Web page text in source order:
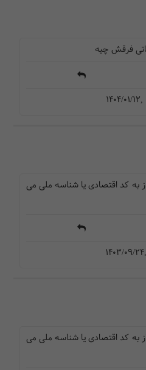
فرقش چیه
1404/01/
به کد اقتصادی یا شناسه ملی می
1403/09/
به کد اقتصادی یا شناسه ملی می